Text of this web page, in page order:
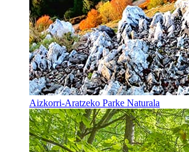
Aizkorri-Aratzeko Parke Naturala